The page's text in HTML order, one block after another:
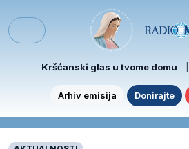
Menu
Kršćanski glas u tvome domu
Arhiv emisija Donirajte